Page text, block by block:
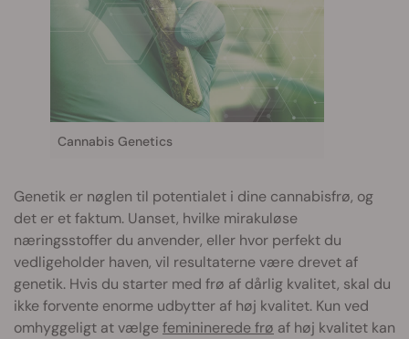
Cannabis Genetics
Genetik er nøglen til potentialet i dine cannabisfrø, og
det er et faktum. Uanset, hvilke mirakuløse
næringsstoffer du anvender, eller hvor perfekt du
vedligeholder haven, vil resultaterne være drevet af
genetik. Hvis du starter med frø af dårlig kvalitet, skal du
ikke forvente enorme udbytter af høj kvalitet. Kun ved
omhyggeligt at vælgefemininerede frø af høj kvalitet kan